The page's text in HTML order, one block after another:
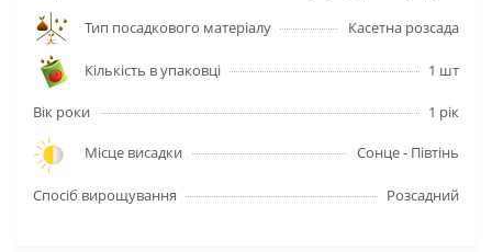
Тип посадкового матеріалу Касетна розсада
Кількість в упаковці 1 шт
Вік роки 1 рік
Місце висадки Сонце - Півтінь
Спосіб вирощування Розсадний